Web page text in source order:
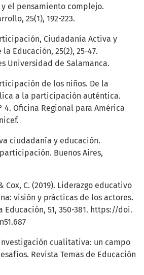
el pensamiento complejo.
25(1), 192-223.
Ciudadanía Activa y
Educación, 25(2), 25-47.
Universidad de Salamanca.
de los niños. De la
a la participación auténtica.
4. Oficina Regional para América
ciudadanía y educación.
Buenos Aires,
Cox, C. (2019). Liderazgo educativo
visión y prácticas de los actores.
Educación, 51, 350-381. https://doi.
investigación cualitativa: un campo
Revista Temas de Educación